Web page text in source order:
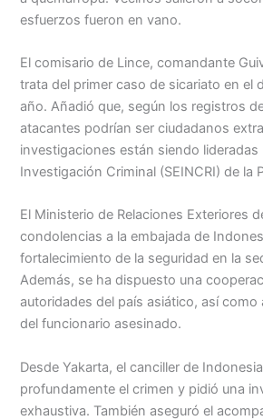
esfuerzos fueron en vano.
El comisario de Lince, comandante
trata del primer caso de sicariato en el
año. Añadió que, según los registros
atacantes podrían ser ciudadanos
investigaciones están siendo lideradas
Investigación Criminal (SEINCRI) de la
El Ministerio de Relaciones Exteriores
condolencias a la embajada de
fortalecimiento de la seguridad en la
Además, se ha dispuesto una
autoridades del país asiático, así como
del funcionario asesinado.
Desde Yakarta, el canciller de
profundamente el crimen y pidió una
exhaustiva. También aseguró el